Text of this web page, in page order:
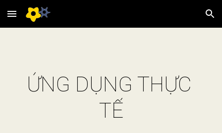
Skip to main content Skip to navigation
ỨNG DỤNG THỰC
TẾ